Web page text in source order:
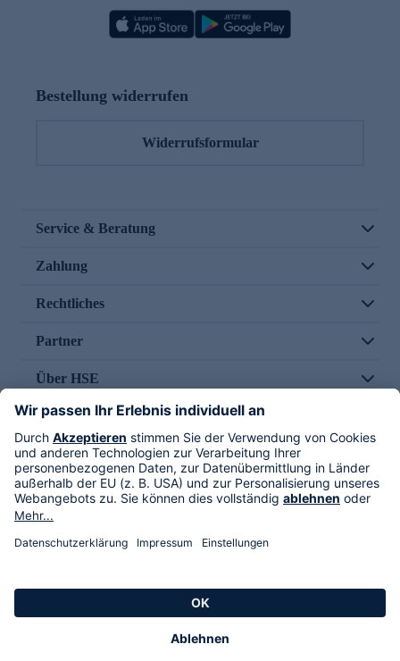
Bestellung widerrufen
Widerrufsformular
Service & Beratung
Zahlung
Rechtliches
Partner
Über HSE
Im TV
HSE International